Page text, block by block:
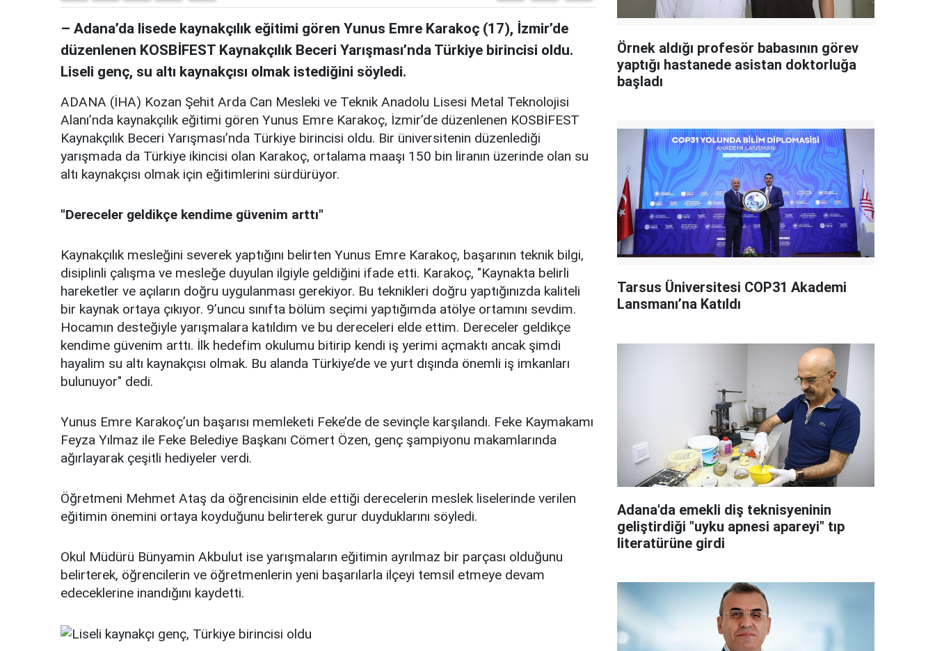
– Adana’da lisede kaynakçılık eğitimi gören Yunus Emre Karakoç (17), İzmir’de
düzenlenen KOSBİFEST Kaynakçılık Beceri Yarışması’nda Türkiye birincisi oldu.
Liseli genç, su altı kaynakçısı olmak istediğini söyledi.
ADANA (İHA) Kozan Şehit Arda Can Mesleki ve Teknik Anadolu Lisesi Metal Teknolojisi
Alanı’nda kaynakçılık eğitimi gören Yunus Emre Karakoç, İzmir’de düzenlenen KOSBİFEST
Kaynakçılık Beceri Yarışması’nda Türkiye birincisi oldu. Bir üniversitenin düzenlediği
yarışmada da Türkiye ikincisi olan Karakoç, ortalama maaşı 150 bin liranın üzerinde olan su
altı kaynakçısı olmak için eğitimlerini sürdürüyor.
"Dereceler geldikçe kendime güvenim arttı"
Kaynakçılık mesleğini severek yaptığını belirten Yunus Emre Karakoç, başarının teknik bilgi,
disiplinli çalışma ve mesleğe duyulan ilgiyle geldiğini ifade etti. Karakoç, "Kaynakta belirli
hareketler ve açıların doğru uygulanması gerekiyor. Bu teknikleri doğru yaptığınızda kaliteli
bir kaynak ortaya çıkıyor. 9’uncu sınıfta bölüm seçimi yaptığımda atölye ortamını sevdim.
Hocamın desteğiyle yarışmalara katıldım ve bu dereceleri elde ettim. Dereceler geldikçe
kendime güvenim arttı. İlk hedefim okulumu bitirip kendi iş yerimi açmaktı ancak şimdi
hayalim su altı kaynakçısı olmak. Bu alanda Türkiye’de ve yurt dışında önemli iş imkanları
bulunuyor" dedi.
Yunus Emre Karakoç’un başarısı memleketi Feke’de de sevinçle karşılandı. Feke Kaymakamı
Feyza Yılmaz ile Feke Belediye Başkanı Cömert Özen, genç şampiyonu makamlarında
ağırlayarak çeşitli hediyeler verdi.
Öğretmeni Mehmet Ataş da öğrencisinin elde ettiği derecelerin meslek liselerinde verilen
eğitimin önemini ortaya koyduğunu belirterek gurur duyduklarını söyledi.
Okul Müdürü Bünyamin Akbulut ise yarışmaların eğitimin ayrılmaz bir parçası olduğunu
belirterek, öğrencilerin ve öğretmenlerin yeni başarılarla ilçeyi temsil etmeye devam
edeceklerine inandığını kaydetti.
Örnek aldığı profesör babasının görev
yaptığı hastanede asistan doktorluğa
başladı
Tarsus Üniversitesi COP31 Akademi
Lansmanı’na Katıldı
Adana'da emekli diş teknisyeninin
geliştirdiği "uyku apnesi apareyi" tıp
literatürüne girdi